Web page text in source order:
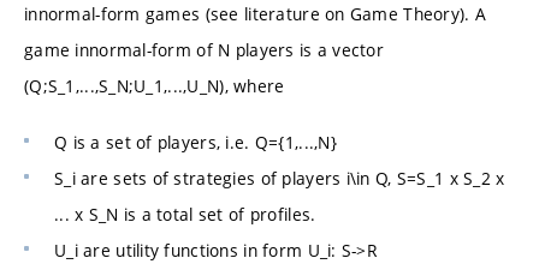
innormal-form games (see literature on Game Theory). A
game innormal-form of N players is a vector
(Q;S_1,...,S_N;U_1,...,U_N), where
Q is a set of players, i.e. Q={1,...,N}
S_i are sets of strategies of players i\in Q, S=S_1 x S_2 x
... x S_N is a total set of profiles.
U_i are utility functions in form U_i: S->R